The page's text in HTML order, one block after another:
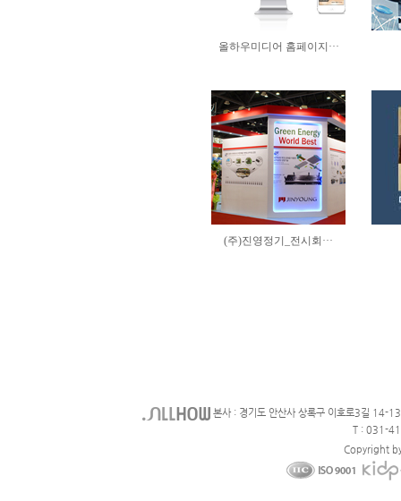
본사 : 경기도 안산사 상록구 이호로3길 14-
T : 031-
Copyright